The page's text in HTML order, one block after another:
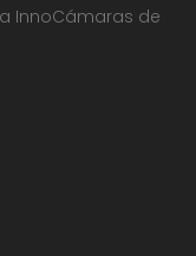
InnoCámaras de